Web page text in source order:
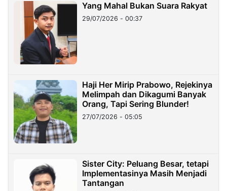
Yang Mahal Bukan Suara Rakyat
29/07/2026 - 00:37
Haji Her Mirip Prabowo, Rejekinya
Melimpah dan Dikagumi Banyak
Orang, Tapi Sering Blunder!
27/07/2026 - 05:05
Sister City: Peluang Besar, tetapi
Implementasinya Masih Menjadi
Tantangan